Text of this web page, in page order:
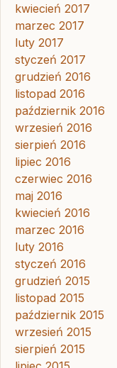
kwiecień 2017
marzec 2017
luty 2017
styczeń 2017
grudzień 2016
listopad 2016
październik 2016
wrzesień 2016
sierpień 2016
lipiec 2016
czerwiec 2016
maj 2016
kwiecień 2016
marzec 2016
luty 2016
styczeń 2016
grudzień 2015
listopad 2015
październik 2015
wrzesień 2015
sierpień 2015